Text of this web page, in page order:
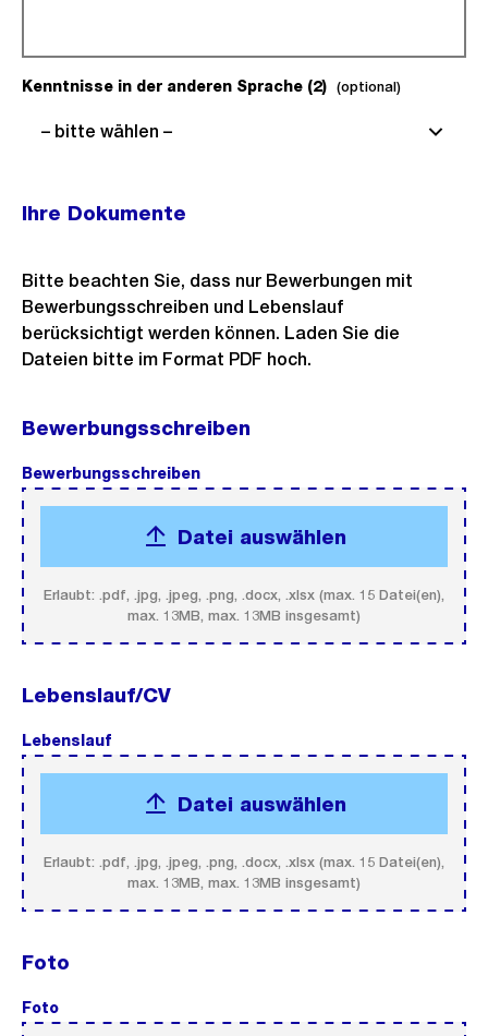
Kenntnisse in der anderen Sprache (2) (optional)(optional).
– bitte wählen –
Ihre Dokumente
Bitte beachten Sie, dass nur Bewerbungen mit
Bewerbungsschreiben und Lebenslauf
berücksichtigt werden können. Laden Sie die
Dateien bitte im Format PDF hoch.
Bewerbungsschreiben
Bewerbungsschreiben
Datei auswählen
Erlaubt: .pdf, .jpg, .jpeg, .png, .docx, .xlsx (max. 15 Datei(en),
max. 13MB, max. 13MB insgesamt)
Lebenslauf/CV
Lebenslauf
Datei auswählen
Erlaubt: .pdf, .jpg, .jpeg, .png, .docx, .xlsx (max. 15 Datei(en),
max. 13MB, max. 13MB insgesamt)
Foto
Foto